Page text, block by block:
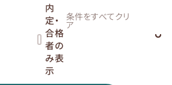
内
定・
合格
者の
み表
示
条件をすべてクリ
ア